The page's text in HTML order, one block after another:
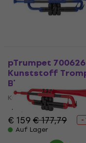
pTrumpet 700626
Kunststoff
Blue
Kunststoff Trompete
4,8
€ 159€ 177,79
-
Auf Lager